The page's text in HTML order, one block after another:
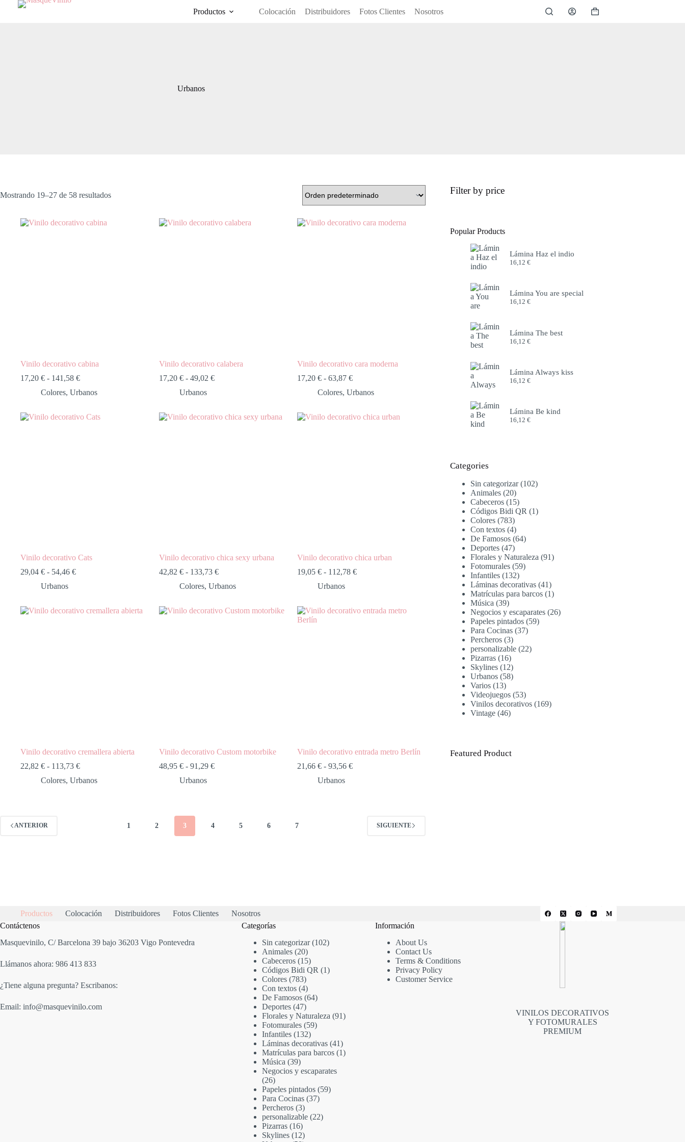
Productos Colocación Distribuidores Fotos Clientes Nosotros
Urbanos
Mostrando 19–27 de 58 resultados
Vinilo decorativo cabina
17,20 € - 141,58 €
Colores, Urbanos
Vinilo decorativo calabera
17,20 € - 49,02 €
Urbanos
Vinilo decorativo cara moderna
17,20€ - 63,87€
Colores,Urbanos
Vinilo decorativo Cats
29,04 € - 54,46 €
Urbanos
Vinilo decorativo chica sexy urbana
42,82 € - 133,73 €
Colores, Urbanos
Vinilo decorativo chica urban
19,05€ - 112,78€
Urbanos
Vinilo decorativo cremallera abierta
22,82 € - 113,73 €
Colores, Urbanos
Vinilo decorativo Custom motorbike
48,95 € - 91,29 €
Urbanos
Vinilo decorativo entrada metro Berlín
21,66€ - 93,56€
Urbanos
ANTERIOR 1 2 3 4 5 6 7 SIGUIENTE
Filter by price
Popular Products
Lámina Haz el indio
16,12€
Lámina You are special
16,12€
Lámina The best
16,12€
Lámina Always kiss
16,12€
Lámina Be kind
16,12€
Categories
Sin categorizar 102
Animales 20
Cabeceros 15
Códigos Bidi QR
1
Colores 783
Con textos 4
De Famosos 64
Deportes 47
Florales y Naturaleza 91
Fotomurales 59
Infantiles 132
Láminas decorativas 41
Matrículas para barcos 1
Música 39
Negocios y escaparates 26
Papeles pintados 59
Para Cocinas 37
Percheros 3
personalizable 22
Pizarras 16
Skylines 12
Urbanos 58
Varios 13
Videojuegos 53
Vinilos decorativos 169
Vintage 46
Featured Product
Productos Colocación Distribuidores Fotos Clientes
Nosotros
Contáctenos
Masquevinilo, C/ Barcelona 39 bajo 36203 Vigo Pontevedra
Llámanos ahora: 986 413 833
¿Tiene alguna pregunta? Escribanos:
Email: info@masquevinilo.com
Categorías
Sin categorizar 102
Animales 20
Cabeceros 15
Códigos Bidi QR
1
Colores 783
Con textos 4
De Famosos 64
Deportes 47
Florales y Naturaleza 91
Fotomurales 59
Infantiles 132
Láminas decorativas 41
Matrículas para barcos 1
Música 39
Negocios y escaparates
26
Papeles pintados 59
Para Cocinas 37
Percheros 3
personalizable 22
Pizarras 16
Skylines 12
Información
About Us
Contact Us
Terms & Conditions
Privacy Policy
Customer Service
VINILOS DECORATIVOS
Y FOTOMURALES
PREMIUM